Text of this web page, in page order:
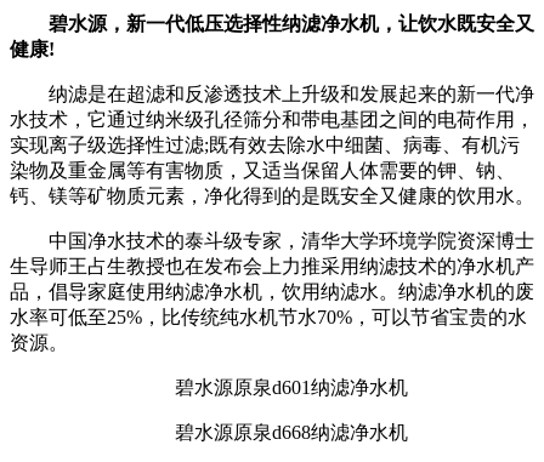
碧水源，新一代低压选择性纳滤净水机，让饮水既安全又
健康!
纳滤是在超滤和反渗透技术上升级和发展起来的新一代净
水技术，它通过纳米级孔径筛分和带电基团之间的电荷作用，
实现离子级选择性过滤;既有效去除水中细菌、病毒、有机污
染物及重金属等有害物质，又适当保留人体需要的钾、钠、
钙、镁等矿物质元素，净化得到的是既安全又健康的饮用水。
中国净水技术的泰斗级专家，清华大学环境学院资深博士
生导师王占生教授也在发布会上力推采用纳滤技术的净水机产
品，倡导家庭使用纳滤净水机，饮用纳滤水。纳滤净水机的废
水率可低至25%，比传统纯水机节水70%，可以节省宝贵的水
资源。
碧水源原泉d601纳滤净水机
碧水源原泉d668纳滤净水机